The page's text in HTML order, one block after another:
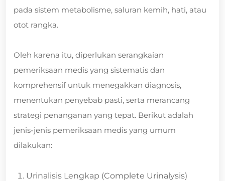
pada sistem metabolisme, saluran kemih, hati, atau
otot rangka.
Oleh karena itu, diperlukan serangkaian
pemeriksaan medis yang sistematis dan
komprehensif untuk menegakkan diagnosis,
menentukan penyebab pasti, serta merancang
strategi penanganan yang tepat. Berikut adalah
jenis-jenis pemeriksaan medis yang umum
dilakukan:
Urinalisis Lengkap (Complete Urinalysis)